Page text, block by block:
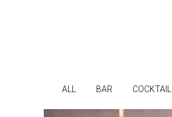
ALL BAR COCKTAIL